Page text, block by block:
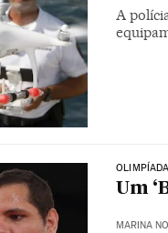
A
Um
MARINA